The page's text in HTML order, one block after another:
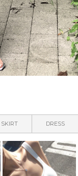
SKIRT DRESS